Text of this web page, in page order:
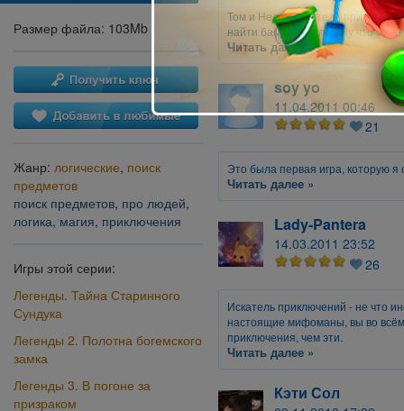
Размер файла: 103Mb
Жанр: логические, поиск
предметов
поиск предметов, про людей,
логика, магия, приключения
Игры этой серии:
Легенды. Тайна Старинного
Сундука
Легенды 2. Полотна богемского
замка
Легенды 3. В погоне за
призраком
Том и Нелли искатели
найти бабушкин клад Ну что ж
Читать далее »
soy yo
11.04.2011 00:46
21
Это была первая игра, которую я
Читать далее »
Lady-Pantera
14.03.2011 23:52
26
Искатель приключений - не что
настоящие мифоманы, вы во
приключения, чем эти.
Читать далее »
Кэти Сол